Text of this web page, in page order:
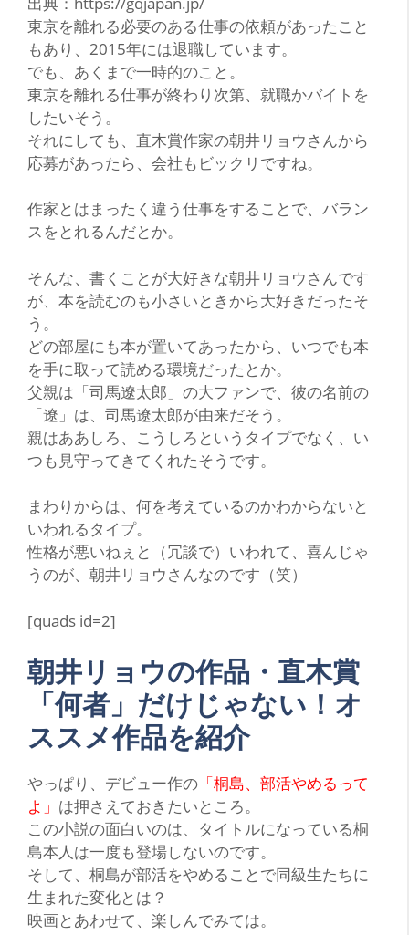
東京を離れる必要のある仕事の依頼があったこと
もあり、2015年には退職しています。
でも、あくまで一時的のこと。
東京を離れる仕事が終わり次第、就職かバイトを
したいそう。
それにしても、直木賞作家の朝井リョウさんから
応募があったら、会社もビックリですね。
作家とはまったく違う仕事をすることで、バラン
スをとれるんだとか。
そんな、書くことが大好きな朝井リョウさんです
が、本を読むのも小さいときから大好きだったそ
う。
どの部屋にも本が置いてあったから、いつでも本
を手に取って読める環境だったとか。
父親は 「司馬遼太郎」 の大ファンで、彼の名前の
「遼」は、司馬遼太郎が由来だそう。
親はああしろ、こうしろというタイプでなく、い
つも見守ってきてくれたそうです。
まわりからは、何を考えているのかわからないと
いわれるタイプ。
性格が悪いねぇと（冗談で）いわれて、喜んじゃ
うのが、朝井リョウさんなのです（笑）
[quads id=2]
朝井リョウの作品・直木賞
「何者」だけじゃない！オ
ススメ作品を紹介
やっぱり、デビュー作の 「桐島、部活やめるって
よ」 は押さえておきたいところ。
この小説の面白いのは、タイトルになっている桐
島本人は一度も登場しないのです。
そして、桐島が部活をやめることで同級生たちに
生まれた変化とは？
映画とあわせて、楽しんでみては。